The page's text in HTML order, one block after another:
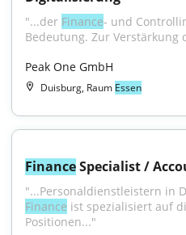
"...der Finance- und
Bedeutung. Zur Verstärkung
Peak One GmbH
Duisburg, Raum Essen
Finance Specialist /
Finance ist spezialisiert auf
Positionen..."